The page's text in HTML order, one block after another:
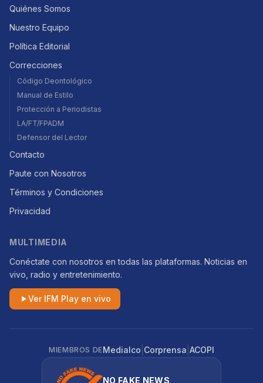
Quiénes Somos
Nuestro Equipo
Política Editorial
Correcciones
Código Deontológico
Manual de Estilo
Protección a Periodistas
LA/FT/FPADM
Defensor del Lector
Contacto
Paute con Nosotros
Términos y Condiciones
Privacidad
MULTIMEDIA
Conéctate con nosotros en todas las plataformas. Noticias en
vivo, radio y entretenimiento.
Ver IFM Play en vivo
MIEMBROS DEMedialco Corprensa ACOPI
NO FAKE NEWS